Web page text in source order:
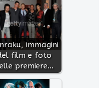
immagini
film e foto
premiere…